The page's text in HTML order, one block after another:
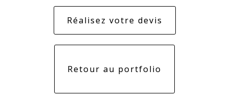
Réalisez votre devis
Retour au portfolio